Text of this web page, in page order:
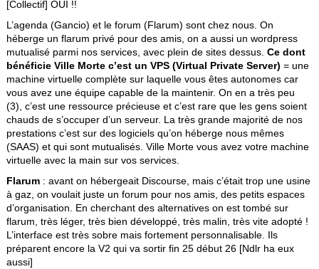
[Collectif] OUI !!
L’agenda (Gancio) et le forum (Flarum) sont chez nous. On
héberge un flarum privé pour des amis, on a aussi un wordpress
mutualisé parmi nos services, avec plein de sites dessus. Ce dont
bénéficie Ville Morte c’est un VPS (Virtual Private Server) = une
machine virtuelle complète sur laquelle vous êtes autonomes car
vous avez une équipe capable de la maintenir. On en a très peu
(3), c’est une ressource précieuse et c’est rare que les gens soient
chauds de s’occuper d’un serveur. La très grande majorité de nos
prestations c’est sur des logiciels qu’on héberge nous mêmes
(SAAS) et qui sont mutualisés. Ville Morte vous avez votre machine
virtuelle avec la main sur vos services.
Flarum: avant on hébergeait Discourse, mais c’était trop une usine
à gaz, on voulait juste un forum pour nos amis, des petits espaces
d’organisation. En cherchant des alternatives on est tombé sur
flarum, très léger, très bien développé, très malin, très vite adopté !
L’interface est très sobre mais fortement personnalisable. Ils
préparent encore la V2 qui va sortir fin 25 début 26 [Ndlr ha eux
aussi]